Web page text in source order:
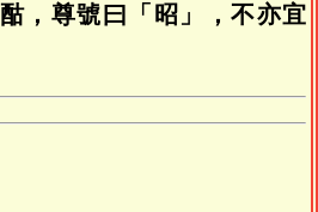
，尊號曰「昭」，不亦宜